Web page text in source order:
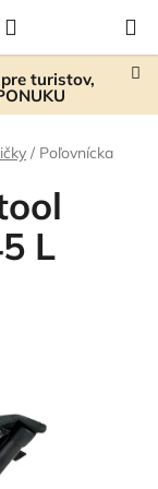
turistov,
KOŠÍK
/ Poľovnícka
L